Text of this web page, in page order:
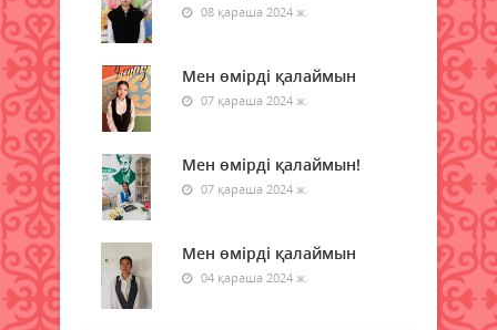
05 тамыз 2026 ж. 96
Қазақстанда 200-ден астам
ресейлік телеарна тіркелген
05 тамыз 2026 ж.
Көлік министрлігі демалыс
кезеңінде қазақстандықтарға
ескерту жасады
05 тамыз 2026 ж.
Қазақстанға Ираннан жаңа аптап
толқыны келе жатыр
08 қараша 2024 ж.
Мен өмірді қалаймын
07 қараша 2024 ж.
Мен өмірді қалаймын!
07 қараша 2024 ж.
Мен өмірді қалаймын
04 қараша 2024 ж.